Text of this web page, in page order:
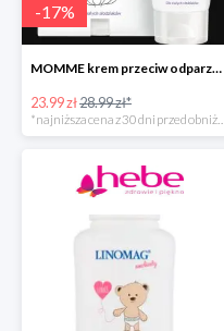
-17%
MOMME krem przeciw odparzeniom
23.99 zł28.99 zł*